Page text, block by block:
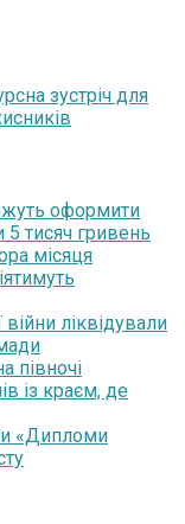
зустріч для
оформити
тисяч гривень
місяця
ліквідували
півночі
із краєм, де
«Дипломи